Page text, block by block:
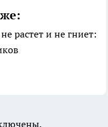
растет и не гниет: